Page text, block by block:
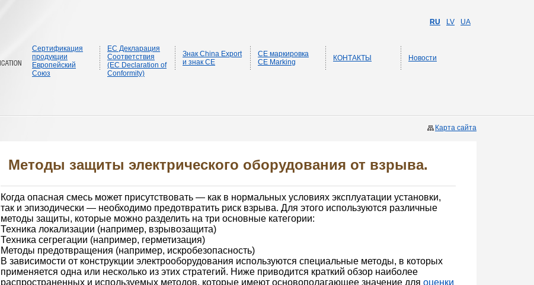
Сертификация
продукции
Европейский
Союз
ЕС Декларация
Соответствия
(EC Declaration of
Conformity)
Знак China Export
и знак CE
CE маркировка
CE Marking
КОНТАКТЫ Новости
RU LV UA
Карта сайта
Методы защиты электрического оборудования от взрыва.
Когда опасная смесь может присутствовать — как в нормальных условиях эксплуатации установки,
так и эпизодически — необходимо предотвратить риск взрыва. Для этого используются различные
методы защиты, которые можно разделить на три основные категории:
Техника локализации (например, взрывозащита)
Техника сегрегации (например, герметизация)
Методы предотвращения (например, искробезопасность)
В зависимости от конструкции электрооборудования используются специальные методы, в которых
применяется одна или несколько из этих стратегий. Ниже приводится краткий обзор наиболее
распространенных и используемых методов, которые имеют основополагающее значение для оценки